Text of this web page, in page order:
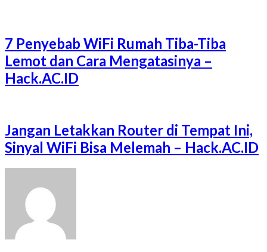
7 Penyebab WiFi Rumah Tiba-Tiba
Lemot dan Cara Mengatasinya –
Hack.AC.ID
Jangan Letakkan Router di Tempat Ini,
Sinyal WiFi Bisa Melemah – Hack.AC.ID